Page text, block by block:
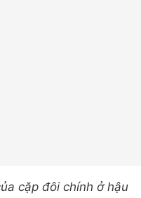
cặp đôi chính ở hậu